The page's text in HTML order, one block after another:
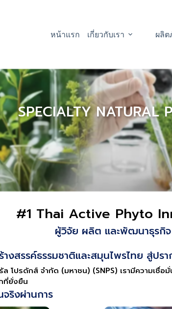
หน้าแรก เกี่ยวกับเรา ผลิ
SPECIALTY NATURAL
#1 Thai Active Phyto
ผู้วิจัย ผลิต และพัฒนาธุรกิจ
างสรรค์ธรรมชาติและสมุนไพรไทย สู่ป
ล โปรดักส์ จำกัด (มหาชน) (SNPS) เรามีความเ
ที่ยั่งยืน
จริงผ่านการ